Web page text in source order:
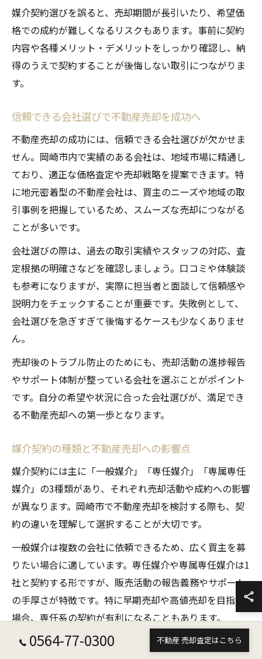
媒介契約選びを誤ると、売却期間が長引いたり、希望価
格での成約が難しくなるリスクもあります。事前に契約
内容や各種メリット・デメリットをしっかり確認し、納
得のうえで契約することが後悔しない取引につながりま
す。
信頼できる会社選びで不動産売却を成功へ
不動産売却の成功には、信頼できる会社選びが欠かせま
せん。岡崎市内で実績のある会社は、地域市場に精通し
ており、適正な価格査定や売却戦略を提案できます。特
に地元密着型の不動産会社は、買主のニーズや地域の取
引事例を把握しているため、スムーズな売却につながる
ことが多いです。
会社選びの際は、過去の取引実績やスタッフの対応、査
定根拠の明確さなどを確認しましょう。口コミや体験談
も参考になりますが、実際に担当者と面談して信頼感や
説明力をチェックすることが重要です。失敗例として、
会社選びを急ぎすぎて後悔するケースも少なくありませ
ん。
売却後のトラブル防止のためにも、売却活動の進捗報告
やサポート体制が整っている会社を選ぶことがポイント
です。自分の希望や状況に合った会社選びが、満足でき
る不動産売却への第一歩となります。
媒介契約の種類と不動産売却への影響点
媒介契約には主に「一般媒介」「専任媒介」「専属専任
媒介」の3種類があり、それぞれ売却活動や成約への影響
が異なります。岡崎市で不動産売却を検討する際も、契
約の違いを理解して選択することが大切です。
一般媒介は複数の会社に依頼できるため、広く買主を募
りたい場合に適しています。専任媒介や専属専任媒介は1
社と契約する形ですが、販売活動の報告義務やサポート
の手厚さが特徴です。特に早期売却や高値売却を目指す
場合、専任系の契約が有利になることもあります。
一方で、契約によっては自分で買主を見つけた場合の対
0564-77-0300 不動産 売却査定はこちら